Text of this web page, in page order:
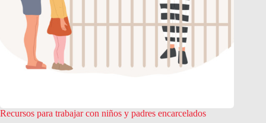
Recursos para trabajar con niños y padres encarcelados